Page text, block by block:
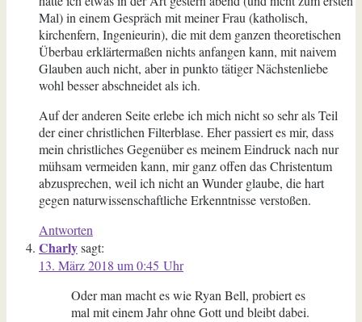
Mal) in einem Gespräch mit meiner Frau (katholisch,
kirchenfern, Ingenieurin), die mit dem ganzen theoretischen
Überbau erklärtermaßen nichts anfangen kann, mit naivem
Glauben auch nicht, aber in punkto tätiger Nächstenliebe
wohl besser abschneidet als ich.
Auf der anderen Seite erlebe ich mich nicht so sehr als Teil
der einer christlichen Filterblase. Eher passiert es mir, dass
mein christliches Gegenüber es meinem Eindruck nach nur
mühsam vermeiden kann, mir ganz offen das Christentum
abzusprechen, weil ich nicht an Wunder glaube, die hart
gegen naturwissenschaftliche Erkenntnisse verstoßen.
Antworten
Charlysagt:
13. März 2018 um 0:45 Uhr
Oder man macht es wie Ryan Bell, probiert es
mal mit einem Jahr ohne Gott und bleibt dabei.